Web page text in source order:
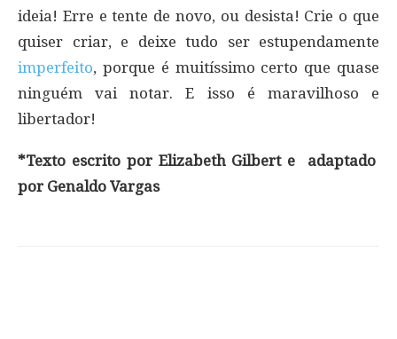
ideia! Erre e tente de novo, ou desista! Crie o que
quiser criar, e deixe tudo ser estupendamente
imperfeito, porque é muitíssimo certo que quase
ninguém vai notar. E isso é maravilhoso e
libertador!
*Texto escrito por Elizabeth Gilbert e adaptado
por Genaldo Vargas